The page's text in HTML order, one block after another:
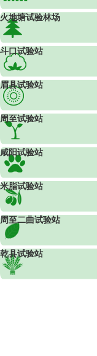
火地塘试验林场
斗口试验站
眉县试验站
周至试验站
咸阳试验站
米脂试验站
周至二曲试验站
乾县试验站